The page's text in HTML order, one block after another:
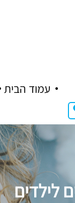
עמוד הבית
לילדים